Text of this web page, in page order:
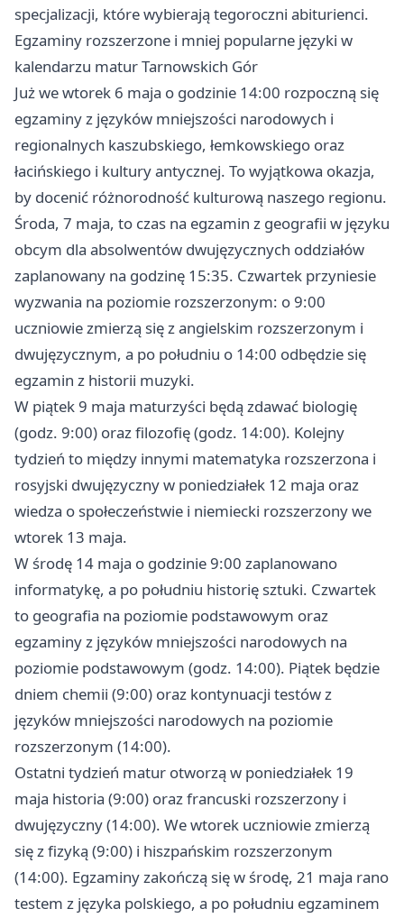
specjalizacji, które wybierają tegoroczni abiturienci.
Egzaminy rozszerzone i mniej popularne języki w
kalendarzu matur Tarnowskich Gór
Już we wtorek 6 maja o godzinie 14:00 rozpoczną się
egzaminy z języków mniejszości narodowych i
regionalnych kaszubskiego, łemkowskiego oraz
łacińskiego i kultury antycznej. To wyjątkowa okazja,
by docenić różnorodność kulturową naszego regionu.
Środa, 7 maja, to czas na egzamin z geografii w języku
obcym dla absolwentów dwujęzycznych oddziałów
zaplanowany na godzinę 15:35. Czwartek przyniesie
wyzwania na poziomie rozszerzonym: o 9:00
uczniowie zmierzą się z angielskim rozszerzonym i
dwujęzycznym, a po południu o 14:00 odbędzie się
egzamin z historii muzyki.
W piątek 9 maja maturzyści będą zdawać biologię
(godz. 9:00) oraz filozofię (godz. 14:00). Kolejny
tydzień to między innymi matematyka rozszerzona i
rosyjski dwujęzyczny w poniedziałek 12 maja oraz
wiedza o społeczeństwie i niemiecki rozszerzony we
wtorek 13 maja.
W środę 14 maja o godzinie 9:00 zaplanowano
informatykę, a po południu historię sztuki. Czwartek
to geografia na poziomie podstawowym oraz
egzaminy z języków mniejszości narodowych na
poziomie podstawowym (godz. 14:00). Piątek będzie
dniem chemii (9:00) oraz kontynuacji testów z
języków mniejszości narodowych na poziomie
rozszerzonym (14:00).
Ostatni tydzień matur otworzą w poniedziałek 19
maja historia (9:00) oraz francuski rozszerzony i
dwujęzyczny (14:00). We wtorek uczniowie zmierzą
się z fizyką (9:00) i hiszpańskim rozszerzonym
(14:00). Egzaminy zakończą się w środę, 21 maja rano
testem z języka polskiego, a po południu egzaminem